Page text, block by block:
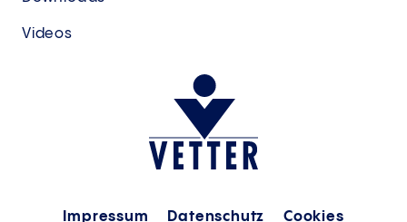
Videos
Impressum Datenschutz Cookies